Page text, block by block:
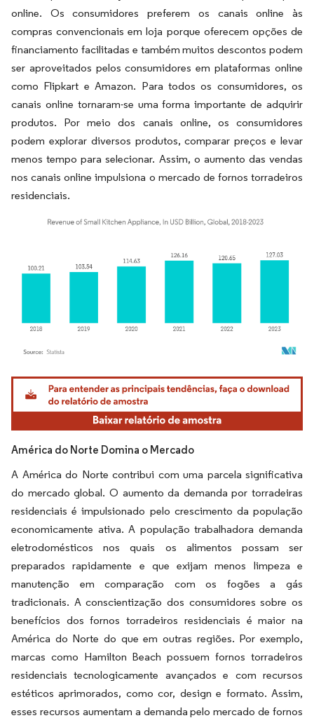
online. Os consumidores preferem os canais online às
compras convencionais em loja porque oferecem opções de
financiamento facilitadas e também muitos descontos podem
ser aproveitados pelos consumidores em plataformas online
como Flipkart e Amazon. Para todos os consumidores, os
canais online tornaram-se uma forma importante de adquirir
produtos. Por meio dos canais online, os consumidores
podem explorar diversos produtos, comparar preços e levar
menos tempo para selecionar. Assim, o aumento das vendas
nos canais online impulsiona o mercado de fornos torradeiros
residenciais.
Imagem © Mordor Intelligence. O reuso requer atribuição conforme CC BY 4.0.
América do Norte Domina o Mercado
A América do Norte contribui com uma parcela significativa
do mercado global. O aumento da demanda por torradeiras
residenciais é impulsionado pelo crescimento da população
economicamente ativa. A população trabalhadora demanda
eletrodomésticos nos quais os alimentos possam ser
preparados rapidamente e que exijam menos limpeza e
manutenção em comparação com os fogões a gás
tradicionais. A conscientização dos consumidores sobre os
benefícios dos fornos torradeiros residenciais é maior na
América do Norte do que em outras regiões. Por exemplo,
marcas como Hamilton Beach possuem fornos torradeiros
residenciais tecnologicamente avançados e com recursos
estéticos aprimorados, como cor, design e formato. Assim,
esses recursos aumentam a demanda pelo mercado de fornos